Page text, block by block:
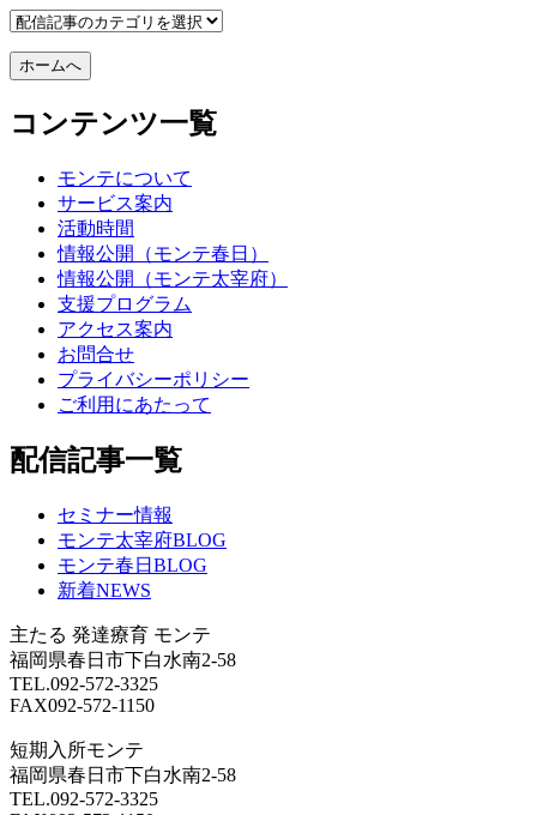
コンテンツ一覧
モンテについて
サービス案内
活動時間
情報公開（モンテ春日）
情報公開（モンテ太宰府）
支援プログラム
アクセス案内
お問合せ
プライバシーポリシー
ご利用にあたって
配信記事一覧
セミナー情報
モンテ太宰府BLOG
モンテ春日BLOG
新着NEWS
主たる 発達療育 モンテ
福岡県春日市下白水南2-58
TEL.092-572-3325
FAX092-572-1150
短期入所モンテ
福岡県春日市下白水南2-58
TEL.092-572-3325